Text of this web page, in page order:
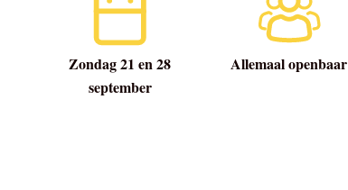
Zondag 21 en 28
september
Allemaal openbaar